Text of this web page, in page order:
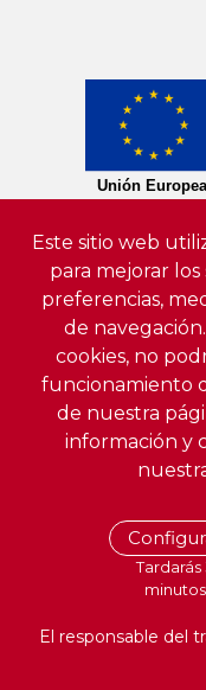
Este sitio web
para mejorar
preferencias,
de
cookies, no
funcionamiento
de nuestra
información y
Tardarás
minutos
El responsable del